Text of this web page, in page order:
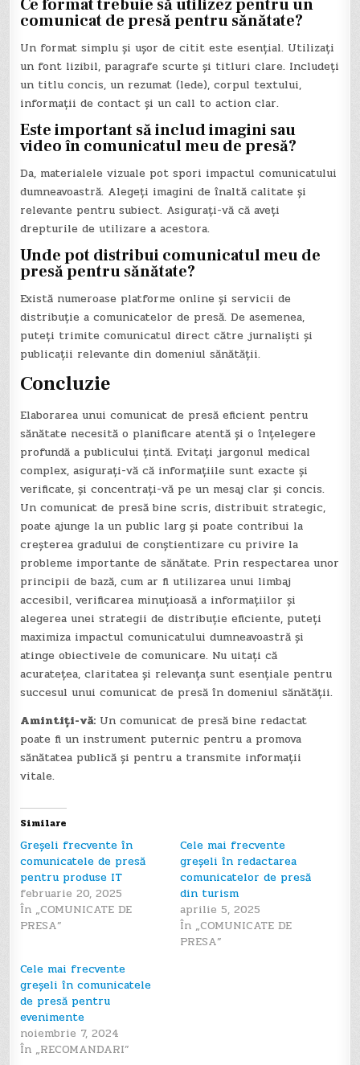
Ce format trebuie să utilizez pentru un
comunicat de presă pentru sănătate?
Un format simplu și ușor de citit este esențial. Utilizați
un font lizibil, paragrafe scurte și titluri clare. Includeți
un titlu concis, un rezumat (lede), corpul textului,
informații de contact și un call to action clar.
Este important să includ imagini sau
video în comunicatul meu de presă?
Da, materialele vizuale pot spori impactul comunicatului
dumneavoastră. Alegeți imagini de înaltă calitate și
relevante pentru subiect. Asigurați-vă că aveți
drepturile de utilizare a acestora.
Unde pot distribui comunicatul meu de
presă pentru sănătate?
Există numeroase platforme online și servicii de
distribuție a comunicatelor de presă. De asemenea,
puteți trimite comunicatul direct către jurnaliști și
publicații relevante din domeniul sănătății.
Concluzie
Elaborarea unui comunicat de presă eficient pentru
sănătate necesită o planificare atentă și o înțelegere
profundă a publicului țintă. Evitați jargonul medical
complex, asigurați-vă că informațiile sunt exacte și
verificate, și concentrați-vă pe un mesaj clar și concis.
Un comunicat de presă bine scris, distribuit strategic,
poate ajunge la un public larg și poate contribui la
creșterea gradului de conștientizare cu privire la
probleme importante de sănătate. Prin respectarea unor
principii de bază, cum ar fi utilizarea unui limbaj
accesibil, verificarea minuțioasă a informațiilor și
alegerea unei strategii de distribuție eficiente, puteți
maximiza impactul comunicatului dumneavoastră și
atinge obiectivele de comunicare. Nu uitați că
acuratețea, claritatea și relevanța sunt esențiale pentru
succesul unui comunicat de presă în domeniul sănătății.
Amintiți-vă: Un comunicat de presă bine redactat
poate fi un instrument puternic pentru a promova
sănătatea publică și pentru a transmite informații
vitale.
Similare
Greșeli frecvente în
comunicatele de presă
pentru produse IT
februarie 20, 2025
În „COMUNICATE DE
PRESA”
Cele mai frecvente
greșeli în redactarea
comunicatelor de presă
din turism
aprilie 5, 2025
În „COMUNICATE DE
PRESA”
Cele mai frecvente
greșeli în comunicatele
de presă pentru
evenimente
noiembrie 7, 2024
În „RECOMANDARI”